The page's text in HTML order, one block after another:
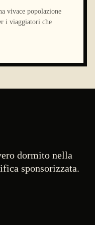
vivace popolazione
i viaggiatori che
dormito nella
sponsorizzata.